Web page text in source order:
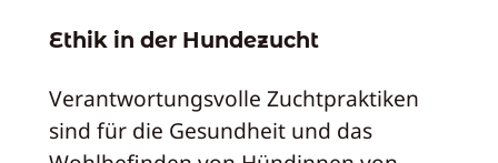
Ethik in der Hundezucht
Verantwortungsvolle Zuchtpraktiken
sind für die Gesundheit und das